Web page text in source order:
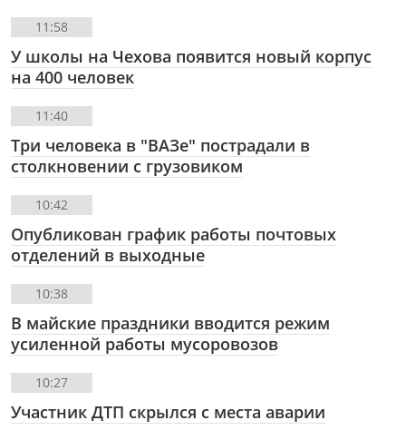
11:58
У школы на Чехова появится новый корпус
на 400 человек
11:40
Три человека в "ВАЗе" пострадали в
столкновении с грузовиком
10:42
Опубликован график работы почтовых
отделений в выходные
10:38
В майские праздники вводится режим
усиленной работы мусоровозов
10:27
Участник ДТП скрылся с места аварии